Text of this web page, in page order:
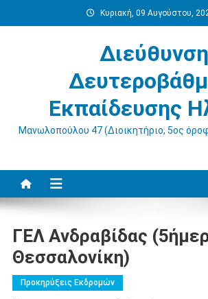
στο
Κυριακή, 09 Αυγούστου,
Διεύθυνση
Εκπαίδευσης
Μανωλοπούλου 47 (Διοικητήριο, 5ος
ΓΕΛ Ανδραβίδας
Θεσσαλονίκη)
Προκηρύξεις Εκδρομών